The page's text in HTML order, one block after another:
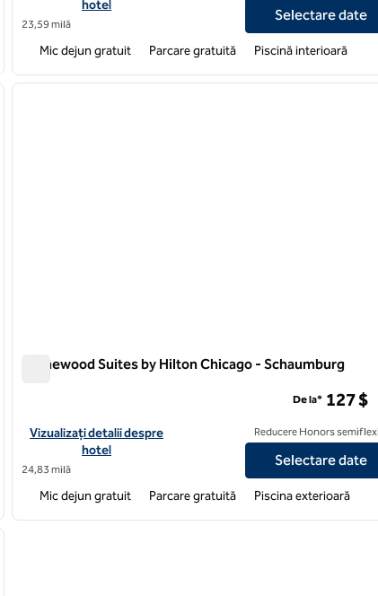
hotel
23,59 milă
Selectare date
Mic dejun gratuit Parcare gratuită Piscină interioară
următoare
1 din 12
Homewood Suites by Hilton Chicago - Schaumburg
Vizualizați detaliile hotelului pentru Homewood Suites by Hilton
Vizualizați detalii despre
hotel
24,83 milă
De la* 127 $
Reducere Honors
Selectare date
Mic dejun gratuit Parcare gratuită Piscina exterioară
următoare